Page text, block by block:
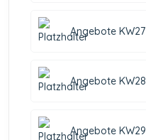
Angebote KW27
Angebote KW28
Angebote KW29